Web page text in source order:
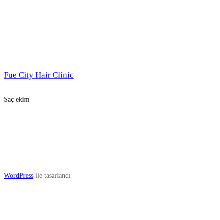
Fue City Hair Clinic
Saç ekim
WordPress ile tasarlandı